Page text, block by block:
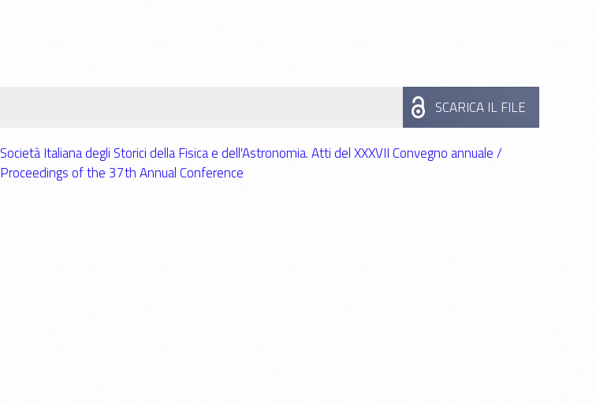
SCARICA IL FILE
Società Italiana degli Storici della Fisica e dell'Astronomia. Atti del XXXVII Convegno annuale /
Proceedings of the 37th Annual Conference